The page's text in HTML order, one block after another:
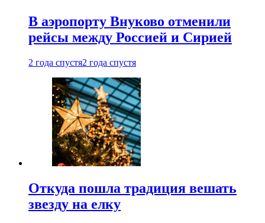
В аэропорту Внуково отменили
рейсы между Россией и Сирией
2 года спустя2 года спустя
Откуда пошла традиция вешать
звезду на елку